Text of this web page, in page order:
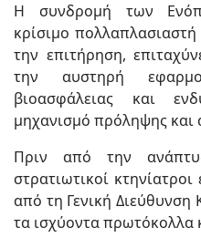
Η συνδρομή των
κρίσιμο πολλαπλασιαστή
την επιτήρηση,
την αυστηρή
βιοασφάλειας και
μηχανισμό πρόληψης και
Πριν από την
στρατιωτικοί
από τη Γενική Διεύθυνση
τα ισχύοντα πρωτόκολλα